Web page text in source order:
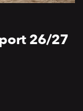
26/27